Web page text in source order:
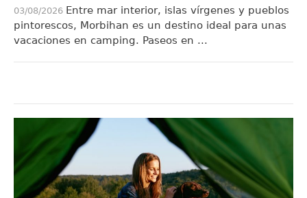
03/08/2026 Entre mar interior, islas vírgenes y pueblos
pintorescos, Morbihan es un destino ideal para unas
vacaciones en camping. Paseos en ...